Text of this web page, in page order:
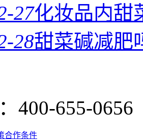
27化妆品内甜
28甜菜碱减肥
400-655-0656
合作条件